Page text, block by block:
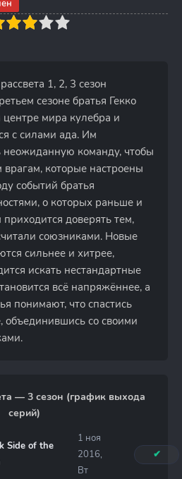
1, 2, 3 сезон
сезоне братья Гекко
мира кулебра и
с силами ада. Им
неожиданную команду, чтобы
врагам, которые настроены
событий братья
о которых раньше и
доверять тем,
союзниками. Новые
сильнее и хитрее,
искать нестандартные
всё напряжённее, а
понимают, что спастись
объединившись со своими
— 3 сезон (график выхода
серий)
Side of the
1 ноя
2016,
Вт
✔